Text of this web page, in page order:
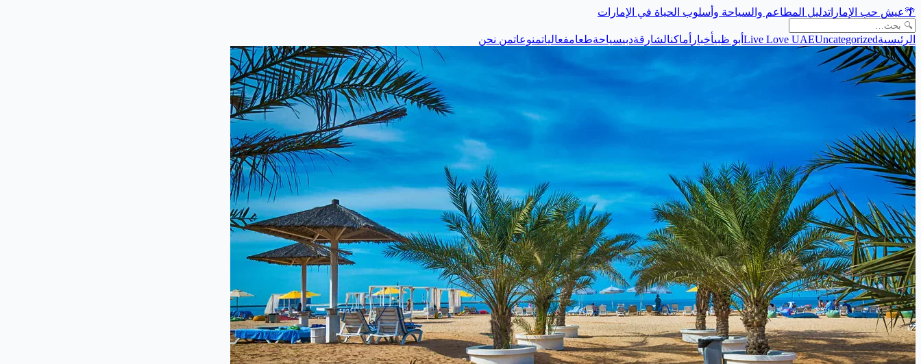
🌴عيش حب الإماراتدليل المطاعم والسياحة وأسلوب الحياة في الإمارات
الرئيسية Live Love UAEUncategorized أبو ظبيأخبار أماكنالشارقةدبيسياحةطعامفعالياتمنوعاتمن نحن